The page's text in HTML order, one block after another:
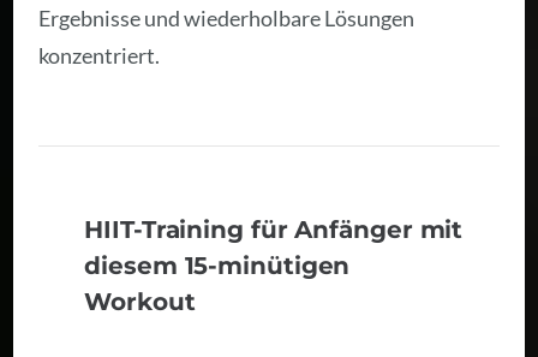
Ergebnisse und wiederholbare Lösungen
konzentriert.
HIIT-Training für Anfänger mit
diesem 15-minütigen
Workout